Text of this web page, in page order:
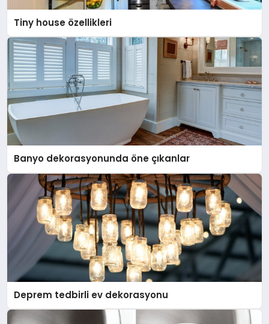
Tiny house özellikleri
Banyo dekorasyonunda öne çıkanlar
Deprem tedbirli ev dekorasyonu